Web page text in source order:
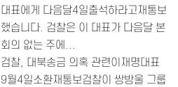
대표에게 다음달4일출석하라고재통보
했습니다. 검찰은 이 대표가 다음달 본
회의 없는 주에...
검찰, 대북송금 의혹 관련이재명대표
9월4일소환재통보검찰이 쌍방울 그룹